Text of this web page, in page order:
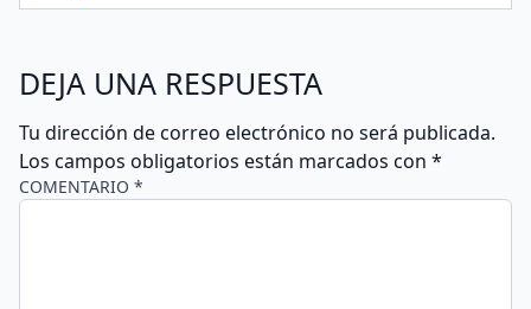
DEJA UNA RESPUESTA
Tu dirección de correo electrónico no será publicada.
Los campos obligatorios están marcados con *
COMENTARIO *